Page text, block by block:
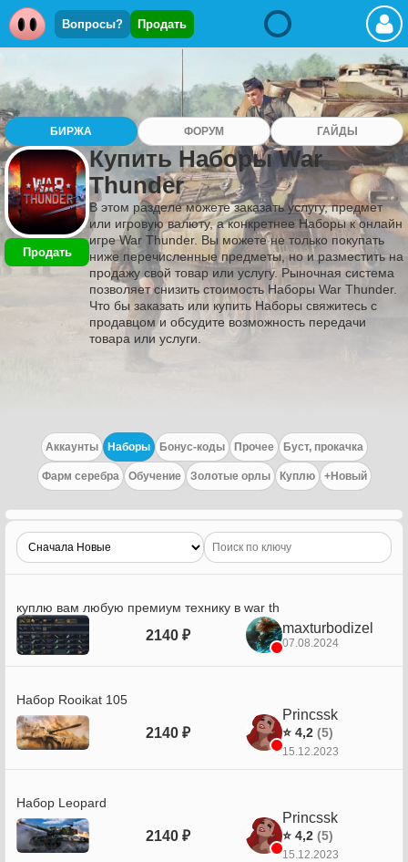
Вопросы? Продать
БИРЖА ФОРУМ ГАЙДЫ
Продать
Купить Наборы War
Thunder
В этом разделе можете заказать услугу, предмет
или игровую валюту, а конкретнее Наборы к онлайн
игре War Thunder. Вы можете не только покупать
ниже перечисленные предметы, но и разместить на
продажу свой товар или услугу. Рыночная система
позволяет снизить стоимость Наборы War Thunder.
Что бы заказать или купить Наборы свяжитесь с
продавцом и обсудите возможность передачи
товара или услуги.
Аккаунты Наборы Бонус-коды Прочее Буст, прокачка
Фарм серебра Обучение Золотые орлы Куплю +Новый
куплю вам любую премиум технику в war th
2140 ₽ maxturbodizel
07.08.2024
Набор Rooikat 105
2140 ₽
Princssk
⭐ 4,2 (5)
15.12.2023
Набор Leopard
2140 ₽
Princssk
⭐ 4,2 (5)
15.12.2023